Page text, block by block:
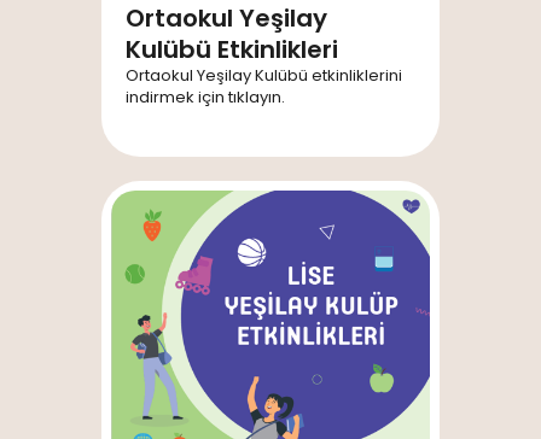
Ortaokul Yeşilay
Kulübü Etkinlikleri
Ortaokul Yeşilay Kulübü etkinliklerini
indirmek için tıklayın.